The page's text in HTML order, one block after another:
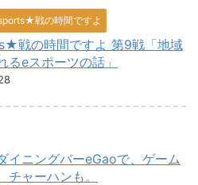
戦の時間ですよ
戦の時間ですよ 第9戦「地域
るeスポーツの話」
イニングバーeGaoで、ゲーム
チャーハンも。